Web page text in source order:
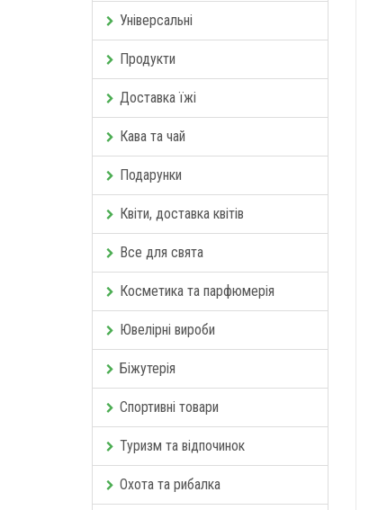
Універсальні
Продукти
Доставка їжі
Кава та чай
Подарунки
Квіти, доставка квітів
Все для свята
Косметика та парфюмерія
Ювелірні вироби
Біжутерія
Спортивні товари
Туризм та відпочинок
Охота та рибалка